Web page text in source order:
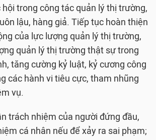
trong công tác quản lý thị trường,
lậu, hàng giả. Tiếp tục hoàn thiện
của lực lượng quản lý thị trường,
quản lý thị trường thật sự trong
tăng cường kỷ luật, kỷ cương công
các hành vi tiêu cực, tham nhũng
vụ.
trách nhiệm của người đứng đầu,
cá nhân nếu để xảy ra sai phạm;